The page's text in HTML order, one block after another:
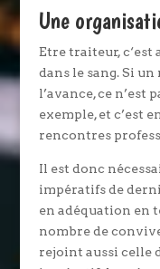
Une
Etre traiteur, c‘est
dans le sang. Si un
l’avance, ce n’est
exemple, et c’est
rencontres
Il est donc
impératifs de
en adéquation en
nombre de
rejoint aussi celle